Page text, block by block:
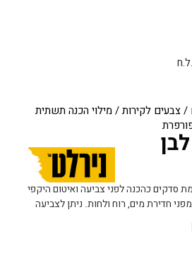
/צבעים לקירות/מילוי הכנה תשתית
סדקים כהכנה לפני צביעה ואיטום היקפי
חדירת מים, רוח ולחות. ניתן לצביעה